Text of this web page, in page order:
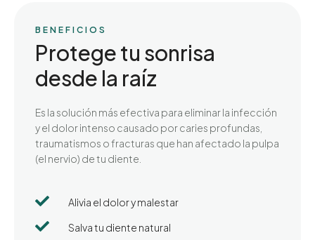
BENEFICIOS
Protege tu sonrisa
desde la raíz
Es la solución más efectiva para eliminar la infección
y el dolor intenso causado por caries profundas,
traumatismos o fracturas que han afectado la pulpa
(el nervio) de tu diente.
 Alivia el dolor y malestar
 Salva tu diente natural